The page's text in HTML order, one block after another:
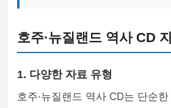
호주·뉴질랜드 역사 CD
1. 다양한 자료 유형
호주·뉴질랜드 역사 CD는 단순